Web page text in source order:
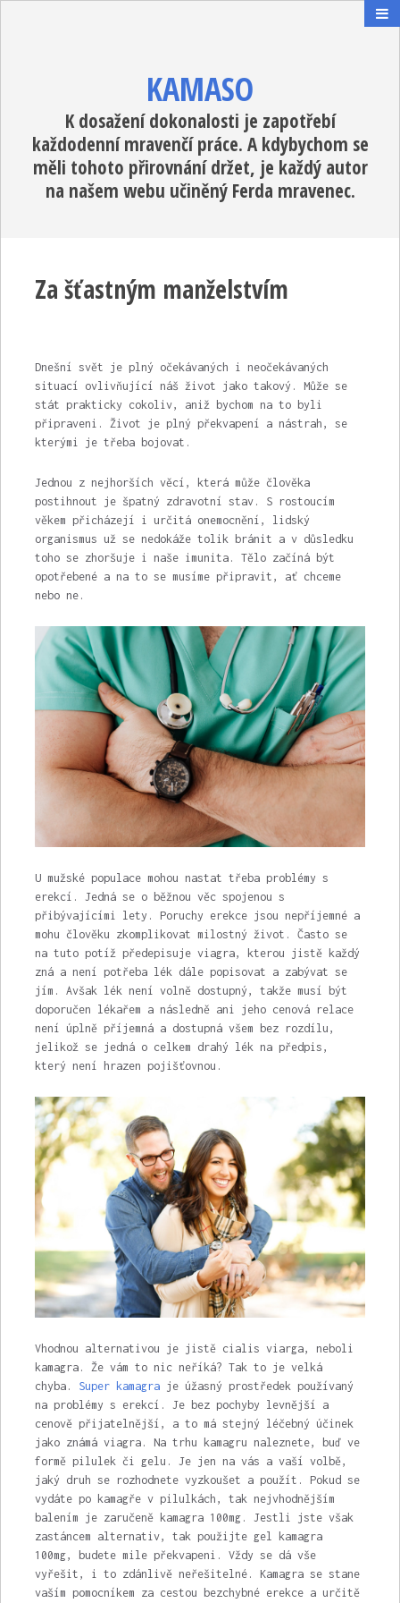
KAMASO
K dosažení dokonalosti je zapotřebí
každodenní mravenčí práce. A kdybychom se
měli tohoto přirovnání držet, je každý autor
na našem webu učiněný Ferda mravenec.
Za šťastným manželstvím
Dnešní svět je plný očekávaných i neočekávaných
situací ovlivňující náš život jako takový. Může se
stát prakticky cokoliv, aniž bychom na to byli
připraveni. Život je plný překvapení a nástrah, se
kterými je třeba bojovat.
Jednou z nejhorších věcí, která může člověka
postihnout je špatný zdravotní stav. S rostoucím
věkem přicházejí i určitá onemocnění, lidský
organismus už se nedokáže tolik bránit a v důsledku
toho se zhoršuje i naše imunita. Tělo začíná být
opotřebené a na to se musíme připravit, ať chceme
nebo ne.
U mužské populace mohou nastat třeba problémy s
erekcí. Jedná se o běžnou věc spojenou s
přibývajícími lety. Poruchy erekce jsou nepříjemné a
mohu člověku zkomplikovat milostný život. Často se
na tuto potíž předepisuje viagra, kterou jistě každý
zná a není potřeba lék dále popisovat a zabývat se
jím. Avšak lék není volně dostupný, takže musí být
doporučen lékařem a následně ani jeho cenová relace
není úplně příjemná a dostupná všem bez rozdílu,
jelikož se jedná o celkem drahý lék na předpis,
který není hrazen pojišťovnou.
Vhodnou alternativou je jistě cialis viarga, neboli
kamagra. Že vám to nic neříká? Tak to je velká
chyba. Super kamagraje úžasný prostředek používaný
na problémy s erekcí. Je bez pochyby levnější a
cenově přijatelnější, a to má stejný léčebný účinek
jako známá viagra. Na trhu kamagru naleznete, buď ve
formě pilulek či gelu. Je jen na vás a vaší volbě,
jaký druh se rozhodnete vyzkoušet a použít. Pokud se
vydáte po kamagře v pilulkách, tak nejvhodnějším
balením je zaručeně kamagra 100mg. Jestli jste však
zastáncem alternativ, tak použijte gel kamagra
100mg, budete mile překvapeni. Vždy se dá vše
vyřešit, i to zdánlivě neřešitelné. Kamagra se stane
vaším pomocníkem za cestou bezchybné erekce a určitě